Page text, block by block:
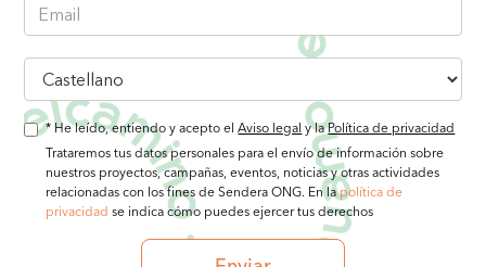
* He leído, entiendo y acepto elAviso legal y laPolítica de privacidad
Trataremos tus datos personales para el envío de información sobre
nuestros proyectos, campañas, eventos, noticias y otras actividades
relacionadas con los fines de Sendera ONG. En lapolítica de
privacidad se indica cómo puedes ejercer tus derechos